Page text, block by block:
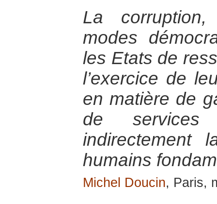
La
modes
les Etats de
l’exercice de
en matière de
de
indirectement
humains
Michel Doucin, Paris,